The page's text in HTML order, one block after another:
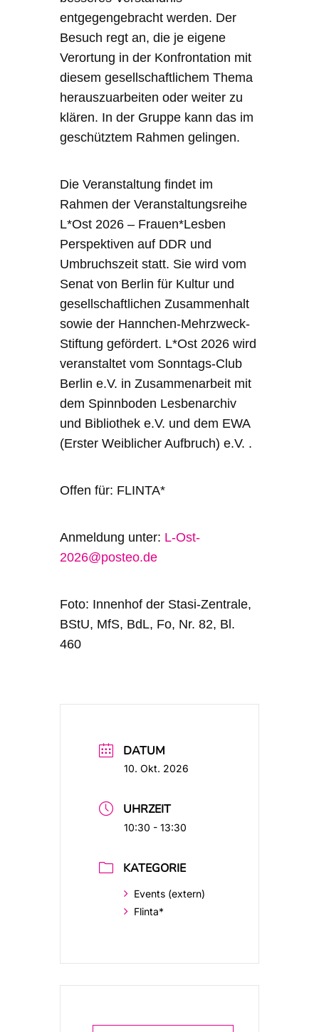
entgegengebracht werden. Der
Besuch regt an, die je eigene
Verortung in der Konfrontation mit
diesem gesellschaftlichem Thema
herauszuarbeiten oder weiter zu
klären. In der Gruppe kann das im
geschütztem Rahmen gelingen.
Die Veranstaltung findet im
Rahmen der Veranstaltungsreihe
L*Ost 2026 – Frauen*Lesben
Perspektiven auf DDR und
Umbruchszeit statt. Sie wird vom
Senat von Berlin für Kultur und
gesellschaftlichen Zusammenhalt
sowie der Hannchen-Mehrzweck-
Stiftung gefördert. L*Ost 2026 wird
veranstaltet vom Sonntags-Club
Berlin e.V. in Zusammenarbeit mit
dem Spinnboden Lesbenarchiv
und Bibliothek e.V. und dem EWA
(Erster Weiblicher Aufbruch) e.V. .
Offen für: FLINTA*
Anmeldung unter: L-Ost-
2026@posteo.de
Foto: Innenhof der Stasi-Zentrale,
BStU, MfS, BdL, Fo, Nr. 82, Bl.
460
DATUM
10. Okt. 2026
UHRZEIT
10:30 - 13:30
KATEGORIE
Events (extern)
Flinta*